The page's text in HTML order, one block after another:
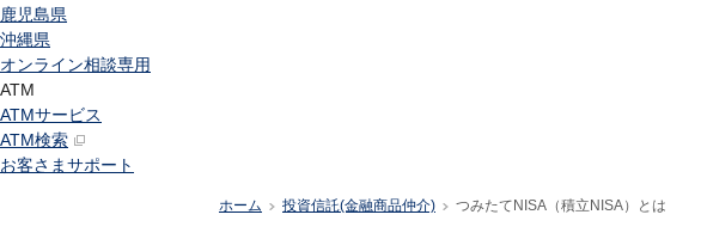
鹿児島県
沖縄県
オンライン相談専用
ATM
ATMサービス
ATM検索
お客さまサポート
ホーム >投資信託(金融商品仲介) つみたてNISA（積立NISA）とは